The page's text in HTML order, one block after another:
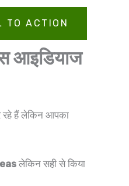
TO ACTION
आइडियाज
रहे हैं लेकिन आपका
लेकिन सही से किया